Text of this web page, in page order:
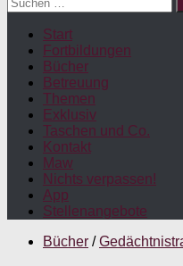
nach:
Start
Fortbildungen
Bücher
Betreuung
Themen
Exklusiv
Taschen und Co.
Kontakt
Maw
Nichts verpassen!
App
Stellenangebote
Bücher /